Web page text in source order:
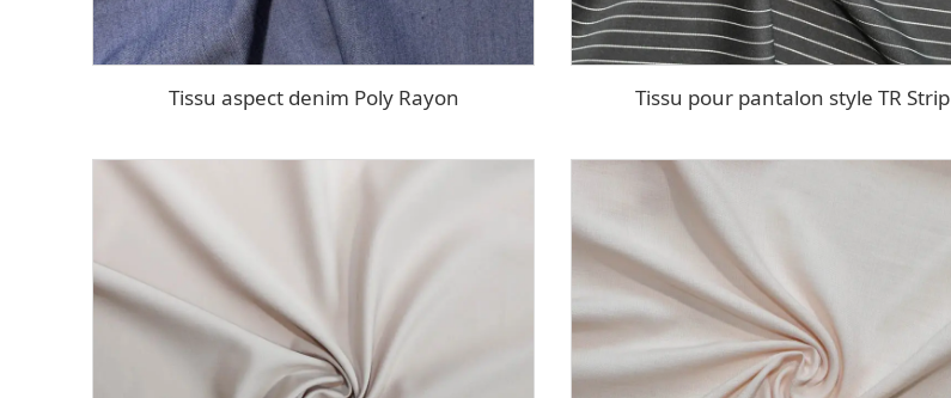
Tissu aspect denim Poly Rayon Tissu pour pantalon style TR Strip